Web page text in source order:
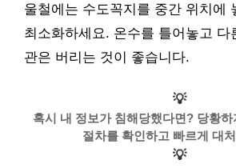
울철에는 수도꼭지를 중간 위치에
최소화하세요. 온수를 틀어놓고 다
관은 버리는 것이 좋습니다.
💡
혹시 내 정보가 침해당했다면? 당황
절차를 확인하고 빠르게 대
💡